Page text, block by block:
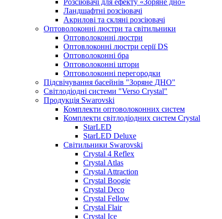
Ландшафтні розсіювачі
Акрилові та скляні розсіювачі
Оптоволоконні люстри та світильники
Оптоволоконні люстри
Оптовлоконні люстри серії DS
Оптоволоконні бра
Оптоволоконні штори
Оптоволоконні перегородки
Підсвічування басейнів "Зоряне ДНО"
Світлодіодні системи "Verso Crystal"
Продукція Swarovski
Комплекти оптоволоконних систем
Комплекти світлодіодних систем Crystal
StarLED
StarLED Deluxe
Світильники Swarovski
Crystal 4 Reflex
Crystal Atlas
Crystal Attraction
Crystal Boogie
Crystal Deco
Crystal Fellow
Crystal Flair
Crystal Ice